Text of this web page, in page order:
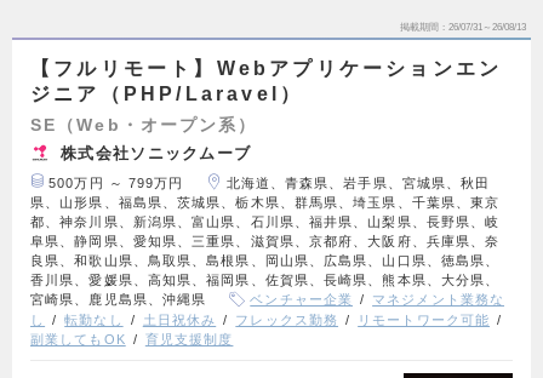
掲載期間 26/07/31～26/08/13
【フルリモート】Webアプリケーションエン
ジニア（PHP/Laravel）
SE（Web・オープン系）
株式会社ソニックムーブ
500万円 ～ 799万円
北海道、青森県、岩手県、宮城県、秋田
県、山形県、福島県、茨城県、栃木県、群馬県、埼玉県、千葉県、東京
都、神奈川県、新潟県、富山県、石川県、福井県、山梨県、長野県、岐
阜県、静岡県、愛知県、三重県、滋賀県、京都府、大阪府、兵庫県、奈
良県、和歌山県、鳥取県、島根県、岡山県、広島県、山口県、徳島県、
香川県、愛媛県、高知県、福岡県、佐賀県、長崎県、熊本県、大分県、
宮崎県、鹿児島県、沖縄県
ベンチャー企業
マネジメント業務な
し
転勤なし 土日祝休み フレックス勤務
リモートワーク可能
副業してもOK
育児支援制度